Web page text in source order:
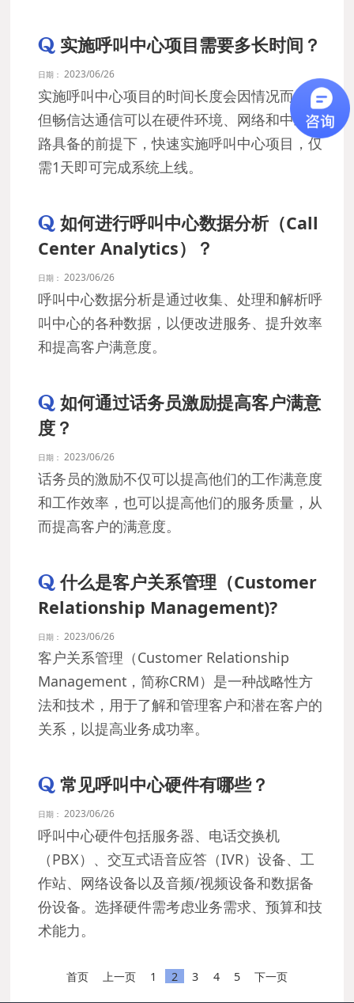
实施呼叫中心项目需要多长时间？
日期：2023/06/26
实施呼叫中心项目的时间长度会因情况而异，
但畅信达通信可以在硬件环境、网络和中继线
路具备的前提下，快速实施呼叫中心项目，仅
需1天即可完成系统上线。
如何进行呼叫中心数据分析（Call
Center Analytics）？
日期：2023/06/26
呼叫中心数据分析是通过收集、处理和解析呼
叫中心的各种数据，以便改进服务、提升效率
和提高客户满意度。
如何通过话务员激励提高客户满意
度？
日期：2023/06/26
话务员的激励不仅可以提高他们的工作满意度
和工作效率，也可以提高他们的服务质量，从
而提高客户的满意度。
什么是客户关系管理（Customer
Relationship Management)?
日期： 2023/06/26
客户关系管理（Customer Relationship
Management，简称CRM）是一种战略性方
法和技术，用于了解和管理客户和潜在客户的
关系，以提高业务成功率。
常见呼叫中心硬件有哪些？
日期：2023/06/26
呼叫中心硬件包括服务器、电话交换机
（PBX）、交互式语音应答（IVR）设备、工
作站、网络设备以及音频/视频设备和数据备
份设备。选择硬件需考虑业务需求、预算和技
术能力。
首页 上一页 1 2 3 4 5 下一页